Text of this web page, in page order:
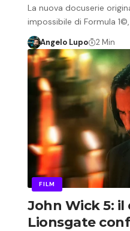
La nuova docuserie
impossibile di Formula
Angelo Lupo 2 Min
FILM
John Wick 5: il
Lionsgate